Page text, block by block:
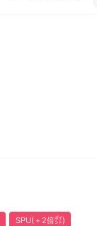
SPU(＋2倍㌽)